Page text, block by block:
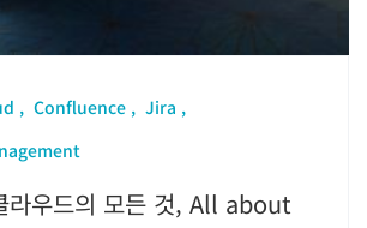
Confluence
Jira
라우드의 모든 것, All about